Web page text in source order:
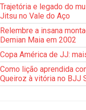
Trajetória e legado do
Jitsu no Vale do Aço
Relembre a insana
Demian Maia em 2002
Copa América de JJ:
Como lição aprendida
Queiroz à vitória no BJJ